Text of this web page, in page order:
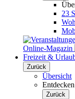
23
Online-Magazin
Freizeit &
Zurück
Übersicht
Zurück